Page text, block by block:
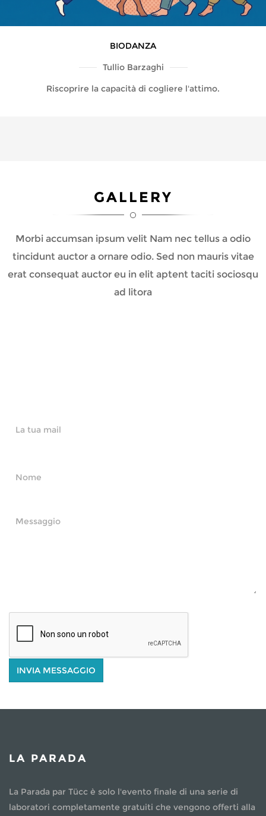
BIODANZA
Tullio Barzaghi
Riscoprire la capacità di cogliere l'attimo.
GALLERY
Morbi accumsan ipsum velit Nam nec tellus a odio
tincidunt auctor a ornare odio. Sed non mauris vitae
erat consequat auctor eu in elit aptent taciti sociosqu
ad litora
Messaggio*
LA PARADA
La Parada par Tücc è solo l'evento finale di una serie di
laboratori completamente gratuiti che vengono offerti alla